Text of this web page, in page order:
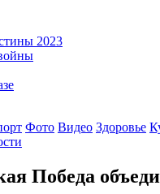
2023
Фото Видео Здоровье
Победа